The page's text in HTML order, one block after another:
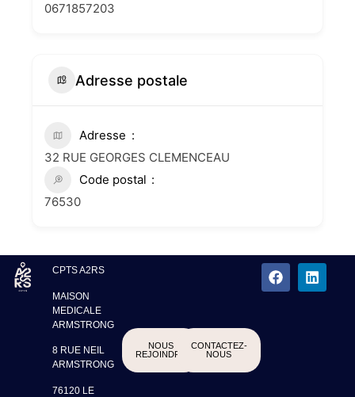
0671857203
Adresse postale
Adresse
32 RUE GEORGES CLEMENCEAU
Code postal
76530
CPTS A2RS
MAISON
MEDICALE
ARMSTRONG
8 RUE NEIL
ARMSTRONG
76120 LE
NOUS
REJOINDRE
CONTACTEZ-
NOUS